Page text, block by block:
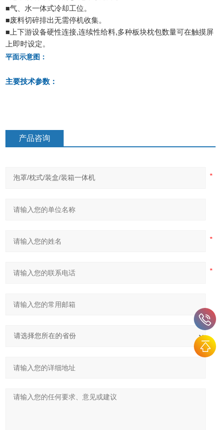
■气、水一体式冷却工位。
■废料切碎排出无需停机收集。
■上下游设备硬性连接,连续性给料,多种板块枕包数量可在触摸屏
上即时设定。
平面示意图：
主要技术参数：
产品咨询